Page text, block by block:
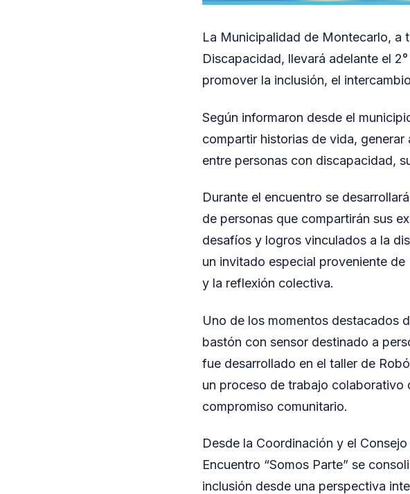
La Municipalidad de Montecarlo, a
Discapacidad, llevará adelante el
promover la inclusión, el
Según informaron desde el
compartir historias de vida,
entre personas con discapacidad,
Durante el encuentro se
de personas que compartirán sus
desafíos y logros vinculados a la
un invitado especial proveniente
y la reflexión colectiva.
Uno de los momentos destacados
bastón con sensor destinado a
fue desarrollado en el taller de
un proceso de trabajo colaborativo
compromiso comunitario.
Desde la Coordinación y el
Encuentro “Somos Parte” se
inclusión desde una perspectiva